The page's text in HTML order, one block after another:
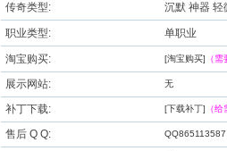
传奇类型: 沉默 神器
职业类型: 单职业
淘宝购买: [淘宝购买] （
展示网站: 无
补丁下载: [下载补丁] （
售后 Q Q: QQ865113587